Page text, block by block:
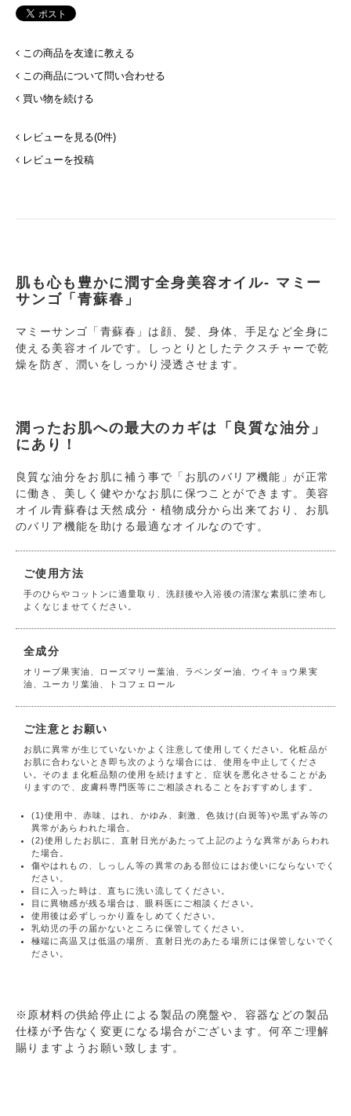
この商品を友達に教える
この商品について問い合わせる
買い物を続ける
レビューを見る(0件)
レビューを投稿
肌も心も豊かに潤す全身美容オイル- マミー
サンゴ「青蘇春」
マミーサンゴ「青蘇春」は顔、髪、身体、手足など全身に
使える美容オイルです。しっとりとしたテクスチャーで乾
燥を防ぎ、潤いをしっかり浸透させます。
潤ったお肌への最大のカギは「良質な油分」
にあり！
良質な油分をお肌に補う事で「お肌のバリア機能」が正常
に働き、美しく健やかなお肌に保つことができます。美容
オイル青蘇春は天然成分・植物成分から出来ており、お肌
のバリア機能を助ける最適なオイルなのです。
ご使用方法
手のひらやコットンに適量取り、洗顔後や入浴後の清潔な素肌に塗布し
よくなじませてください。
全成分
オリーブ果実油、ローズマリー葉油、ラベンダー油、ウイキョウ果実
油、ユーカリ葉油、トコフェロール
ご注意とお願い
お肌に異常が生じていないかよく注意して使用してください。化粧品が
お肌に合わないとき即ち次のような場合には、使用を中止してくださ
い。そのまま化粧品類の使用を続けますと、症状を悪化させることがあ
りますので、皮膚科専門医等にご相談されることをおすすめします。
(1)使用中、赤味、はれ、かゆみ、刺激、色抜け(白斑等)や黒ずみ等の
異常があらわれた場合。
(2)使用したお肌に、直射日光があたって上記のような異常があらわれ
た場合。
傷やはれもの、しっしん等の異常のある部位にはお使いにならないでく
ださい。
目に入った時は、直ちに洗い流してください。
目に異物感が残る場合は、眼科医にご相談ください。
使用後は必ずしっかり蓋をしめてください。
乳幼児の手の届かないところに保管してください。
極端に高温又は低温の場所、直射日光のあたる場所には保管しないでく
ださい。
※原材料の供給停止による製品の廃盤や、容器などの製品
仕様が予告なく変更になる場合がございます。何卒ご理解
賜りますようお願い致します。